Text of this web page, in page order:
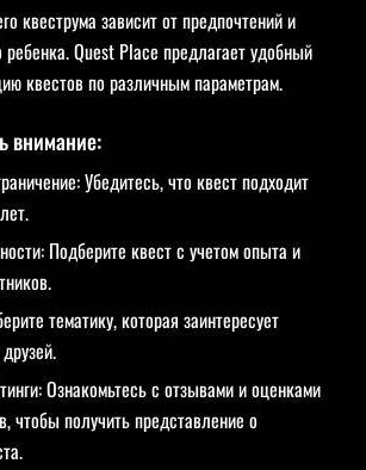
квеструма зависит от предпочтений и
ребенка. Quest Place предлагает удобный
квестов по различным параметрам.
внимание:
Убедитесь, что квест подходит
Подберите квест с учетом опыта и
тематику, которая заинтересует
Ознакомьтесь с отзывами и оценками
чтобы получить представление о